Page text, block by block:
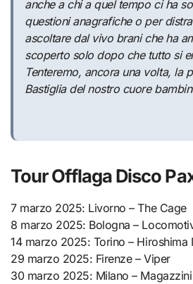
anche a chi a quel tempo ci ha
questioni anagrafiche o per
ascoltare dal vivo brani che ha
scoperto solo dopo che tutto si
Tenteremo, ancora una volta, la
Bastiglia del nostro cuore
Tour Offlaga Disco
7 marzo 2025: Livorno – The Cage
8 marzo 2025: Bologna –
14 marzo 2025: Torino – Hiroshima
29 marzo 2025: Firenze – Viper
30 marzo 2025: Milano – Magazzini